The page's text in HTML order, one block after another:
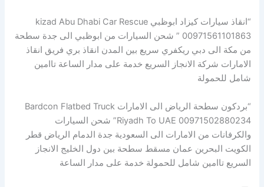
“انقاذ سيارات كيزاد ابوظبي kizad Abu Dhabi Car Rescue
00971561101863 ” شحن السيارات من ابوظبي الى جدة سطحة
من مكة الى دبي ريكفري سريع بين المدن انقاذ بري فريق انقاذ
الامارات شركة الانجاز السريع خدمة على مدار الساعة تاامين
شامل للحمولة
“بردكون سطحة الرياض الى الامارات Bardcon Flatbed Truck
Riyadh To UAE 00971502880234” شحن السيارات
والكرفانات من الامارات الى السعودية جدة الدمام الرياض قطر
الكويت البحرين عمان مسقط سطحة بين دول الخليج الانجاز
السريع تاامين شامل للحمولة خدمة على مدار الساعة